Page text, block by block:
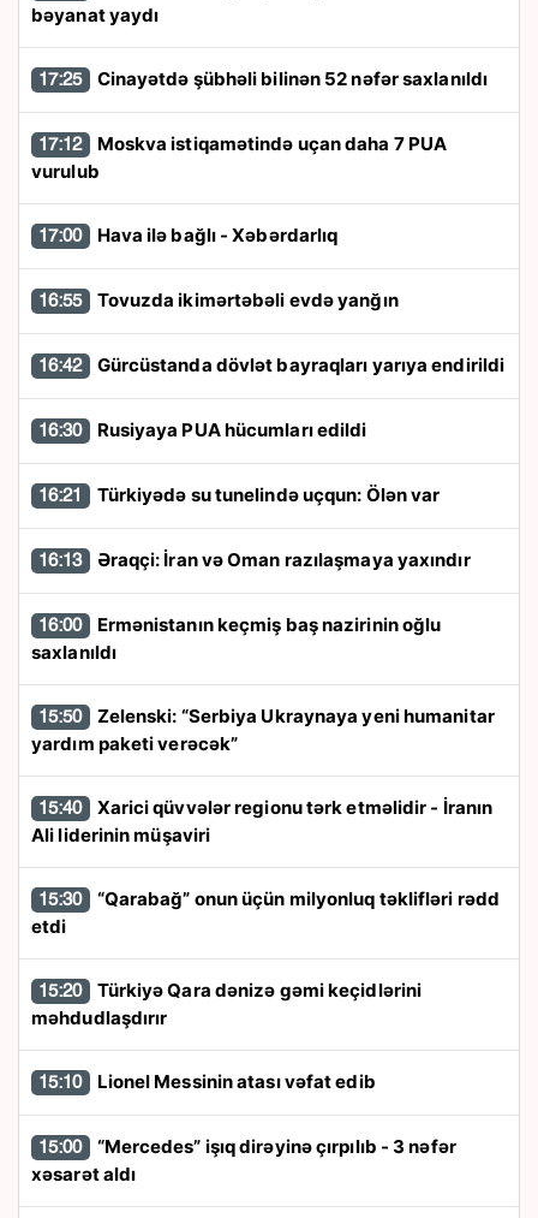
bəyanat yaydı
17:25 Cinayətdə şübhəli bilinən 52 nəfər saxlanıldı
17:12
vurulub
17:00 Hava ilə bağlı - Xəbərdarlıq
16:55 Tovuzda ikimərtəbəli evdə yanğın
16:42 Gürcüstanda dövlət bayraqları yarıya endirildi
16:30 Rusiyaya PUA hücumları edildi
16:21 Türkiyədə su tunelində uçqun: Ölən var
16:13 Əraqçi: İran və Oman razılaşmaya yaxındır
16:00
saxlanıldı
15:50
yardım paketi verəcək”
15:40
Ali liderinin müşaviri
15:30
etdi
15:20
məhdudlaşdırır
15:10 Lionel Messinin atası vəfat edib
15:00
xəsarət aldı